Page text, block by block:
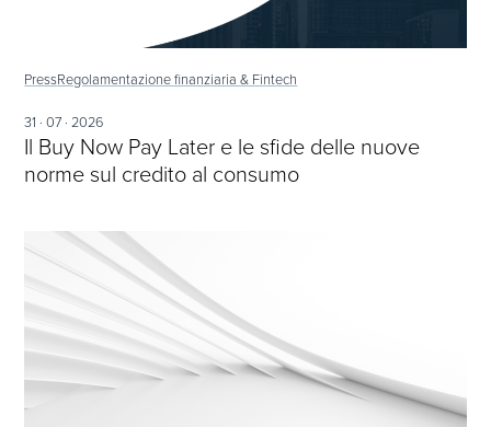
PressRegolamentazione finanziaria & Fintech
31 · 07 · 2026
Il Buy Now Pay Later e le sfide delle nuove
norme sul credito al consumo